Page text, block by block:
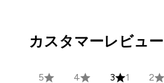
カスタマーレビュー
5 4 3 1 2